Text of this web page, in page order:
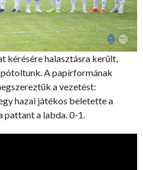
kérésére halasztásra került,
A papírformának
a vezetést:
hazai játékos beletette a
pattant a labda. 0-1.